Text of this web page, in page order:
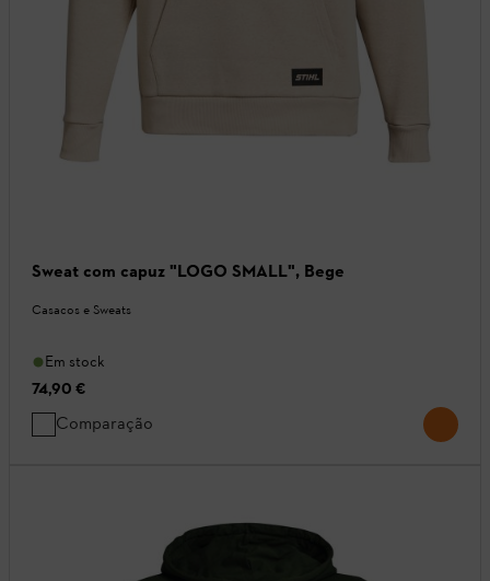
Sweat com capuz "LOGO SMALL", Bege
Casacos e Sweats
Em stock
74,90 €
Comparação